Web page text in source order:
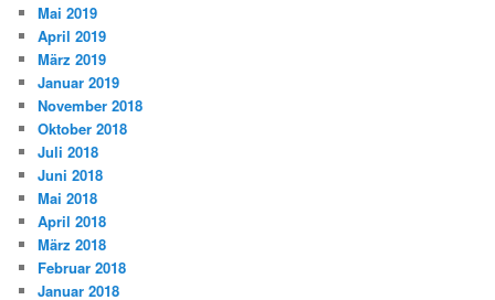
Mai 2019
April 2019
März 2019
Januar 2019
November 2018
Oktober 2018
Juli 2018
Juni 2018
Mai 2018
April 2018
März 2018
Februar 2018
Januar 2018